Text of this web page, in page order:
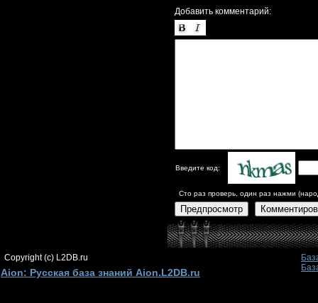
Добавить комментарий:
Введите код:
Сто раз проверь, один раз нажми
Предпросмотр
Copyright (c) L2DB.ru
Aion: Русская база знаний Aion.L2DB.ru